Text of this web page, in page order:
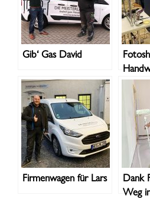
Gib‘ Gas David
Firmenwagen für Lars
Dank
Weg